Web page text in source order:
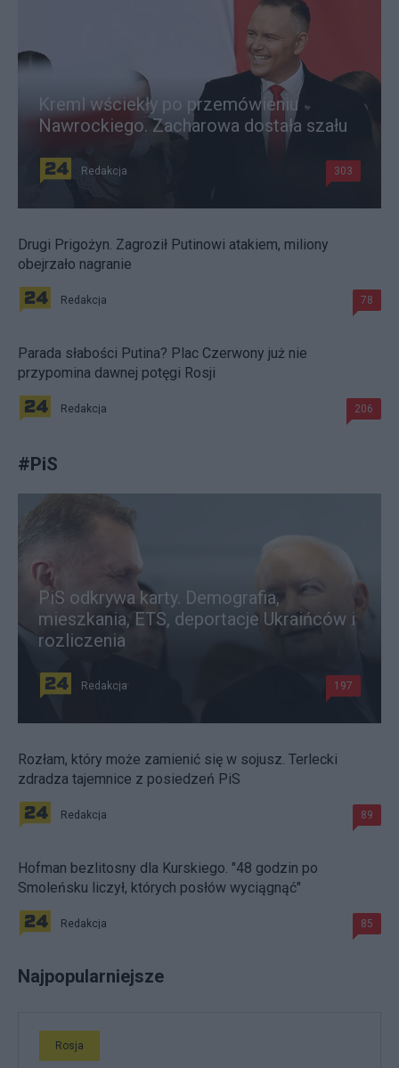
Kreml wściekły po przemówieniu
Nawrockiego. Zacharowa dostała szału
Redakcja 303
Drugi Prigożyn. Zagroził Putinowi atakiem, miliony
obejrzało nagranie
Redakcja 78
Parada słabości Putina? Plac Czerwony już nie
przypomina dawnej potęgi Rosji
Redakcja 206
#PiS
PiS odkrywa karty. Demografia,
mieszkania, ETS, deportacje Ukraińców i
rozliczenia
Redakcja 197
Rozłam, który może zamienić się w sojusz. Terlecki
zdradza tajemnice z posiedzeń PiS
Redakcja 89
Hofman bezlitosny dla Kurskiego. "48 godzin po
Smoleńsku liczył, których posłów wyciągnąć"
Redakcja 85
Najpopularniejsze
Rosja